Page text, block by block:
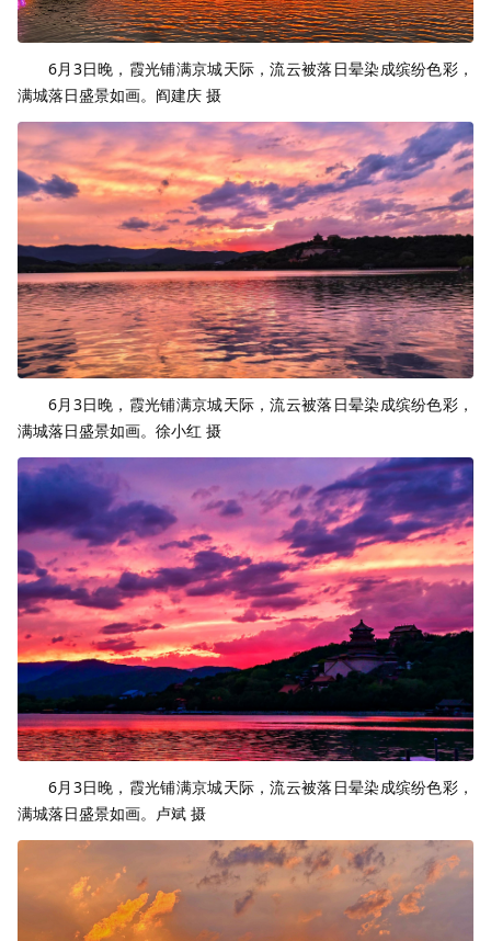
6月3日晚，霞光铺满京城天际，流云被落日晕染成缤纷色彩，
满城落日盛景如画。阎建庆 摄
6月3日晚，霞光铺满京城天际，流云被落日晕染成缤纷色彩，
满城落日盛景如画。徐小红 摄
6月3日晚，霞光铺满京城天际，流云被落日晕染成缤纷色彩，
满城落日盛景如画。卢斌 摄